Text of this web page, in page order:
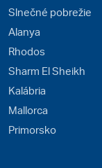
Slnečné pobrežie
Alanya
Rhodos
Sharm El Sheikh
Kalábria
Mallorca
Primorsko